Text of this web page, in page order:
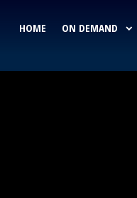
HOME ON DEMAND